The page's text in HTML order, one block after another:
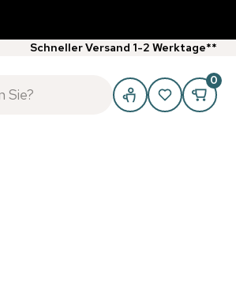
Schneller Versand 1-2 Werktage**
0